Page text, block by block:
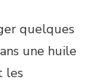
quelques
une huile
les